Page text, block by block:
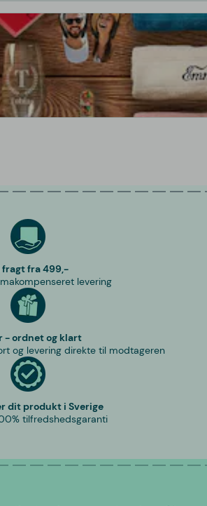
fragt fra 499,-
levering
- ordnet og klart
og levering direkte til modtageren
dit produkt i Sverige
tilfredshedsgaranti